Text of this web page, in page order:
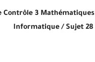
Contrôle 3 Mathématiques
Informatique / Sujet 28